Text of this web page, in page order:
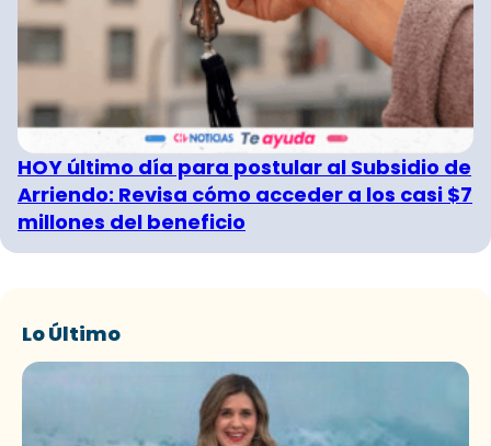
HOY último día para postular al Subsidio de
Arriendo: Revisa cómo acceder a los casi $7
millones del beneficio
Lo Último